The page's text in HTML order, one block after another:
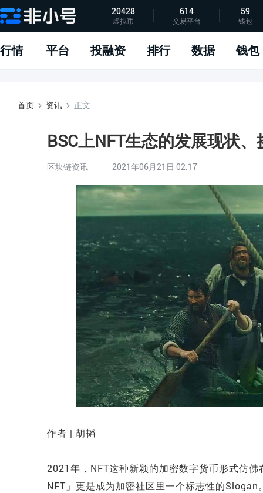
APP下载
指标说明
问题反馈
20428
虚拟币
614
交易平台
59
钱包
行情 平台 投融资 排行 数据 钱包
首页 资讯 正文
BSC上NFT生态的发展现状
区块链资讯 2021年06月21日 02:17
作者 | 胡韬
2021年，NFT这种新颖的加密数字货币形式仿
NFT」更是成为加密社区里一个标志性的Slogan